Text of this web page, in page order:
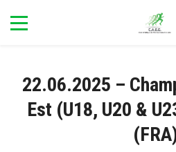
22.06.2025 –
Est (U18, U20 &